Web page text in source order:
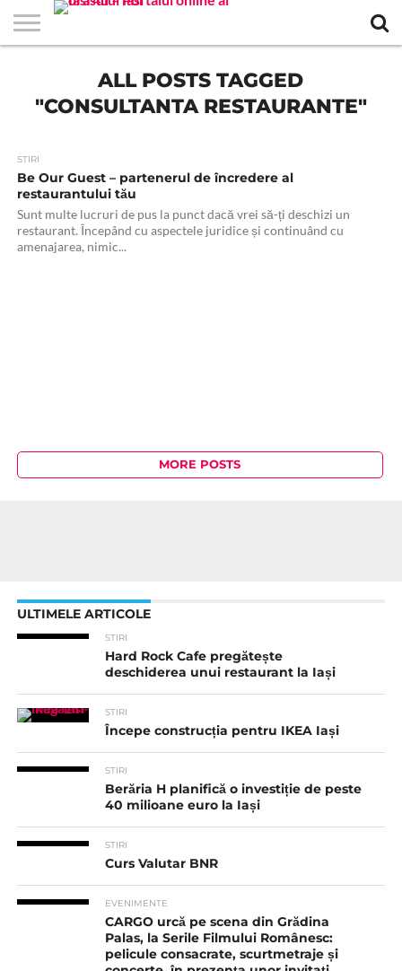
APARTAMENTE
IASI
CINEMA
DISCOTECI
CAFENELE
SI
FITNESS
SALOANE DE
INFRUMUSETARE
TURISM
IASI
RESTAURANTE
IASI
IN IASI
SPALATORII
IASI
PENSIUNI
IASI
STOP
PUBLICITATE
CAR
ALL POSTS TAGGED
"CONSULTANTA RESTAURANTE"
STIRI
Be Our Guest – partenerul de încredere al
restaurantului tău
Sunt multe lucruri de pus la punct dacă vrei să-ți deschizi un
restaurant. Începând cu aspectele juridice și continuând cu
amenajarea, nimic...
MORE POSTS
ULTIMELE ARTICOLE
STIRI
Hard Rock Cafe pregătește
deschiderea unui restaurant la Iași
STIRI
Începe construcția pentru IKEA Iași
STIRI
Berăria H planifică o investiție de peste
40 milioane euro la Iași
STIRI
Curs Valutar BNR
EVENIMENTE
CARGO urcă pe scena din Grădina
Palas, la Serile Filmului Românesc:
pelicule consacrate, scurtmetraje și